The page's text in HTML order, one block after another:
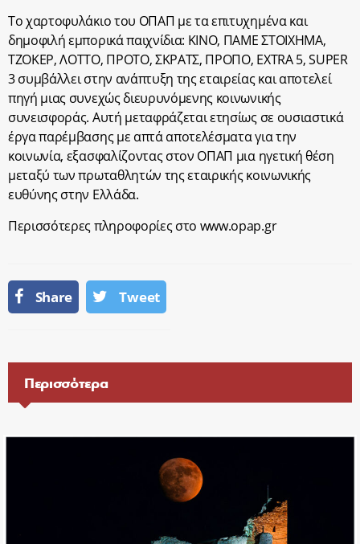
Το χαρτοφυλάκιο του ΟΠΑΠ με τα επιτυχημένα και
δημοφιλή εμπορικά παιχνίδια: ΚΙΝΟ, ΠΑΜΕ ΣΤΟΙΧΗΜΑ,
ΤΖΟΚΕΡ, ΛΟΤΤΟ, ΠΡΟΤΟ, ΣΚΡΑΤΣ, ΠΡΟΠΟ, EXTRA 5, SUPER
3 συμβάλλει στην ανάπτυξη της εταιρείας και αποτελεί
πηγή μιας συνεχώς διευρυνόμενης κοινωνικής
συνεισφοράς. Αυτή μεταφράζεται ετησίως σε ουσιαστικά
έργα παρέμβασης με απτά αποτελέσματα για την
κοινωνία, εξασφαλίζοντας στον ΟΠΑΠ μια ηγετική θέση
μεταξύ των πρωταθλητών της εταιρικής κοινωνικής
ευθύνης στην Ελλάδα.
Περισσότερες πληροφορίες στο www.opap.gr
Share Tweet
Περισσότερα